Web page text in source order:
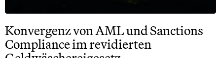
Konvergenz von AML und Sanctions
Compliance im revidierten